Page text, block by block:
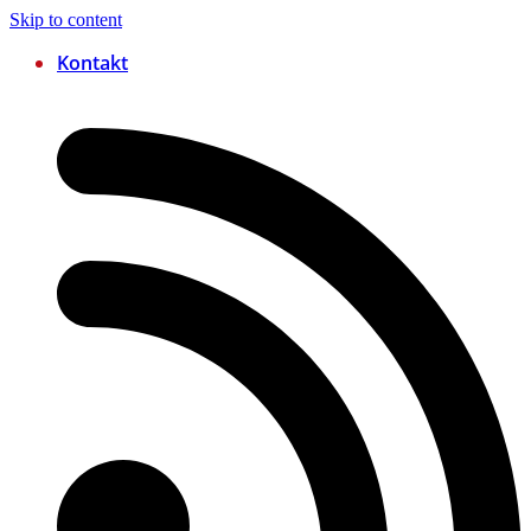
Skip to content
Kontakt